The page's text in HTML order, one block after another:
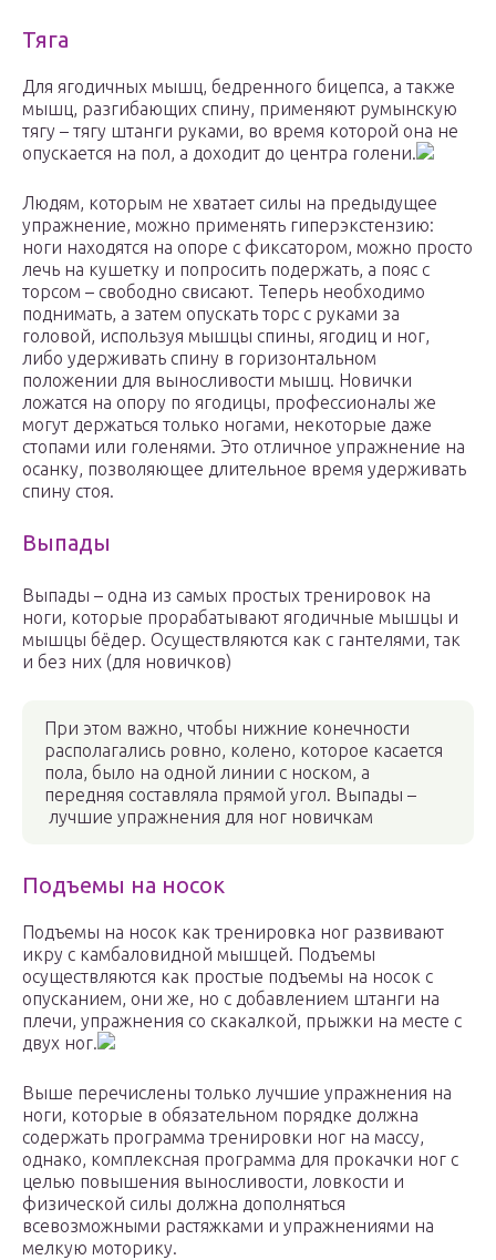
Тяга
Для ягодичных мышц, бедренного бицепса, а также
мышц, разгибающих спину, применяют румынскую
тягу – тягу штанги руками, во время которой она не
опускается на пол, а доходит до центра голени.
Людям, которым не хватает силы на предыдущее
упражнение, можно применять гиперэкстензию:
ноги находятся на опоре с фиксатором, можно просто
лечь на кушетку и попросить подержать, а пояс с
торсом – свободно свисают. Теперь необходимо
поднимать, а затем опускать торс с руками за
головой, используя мышцы спины, ягодиц и ног,
либо удерживать спину в горизонтальном
положении для выносливости мышц. Новички
ложатся на опору по ягодицы, профессионалы же
могут держаться только ногами, некоторые даже
стопами или голенями. Это отличное упражнение на
осанку, позволяющее длительное время удерживать
спину стоя.
Выпады
Выпады – одна из самых простых тренировок на
ноги, которые прорабатывают ягодичные мышцы и
мышцы бёдер. Осуществляются как с гантелями, так
и без них (для новичков)
При этом важно, чтобы нижние конечности
располагались ровно, колено, которое касается
пола, было на одной линии с носком, а
передняя составляла прямой угол. Выпады –
лучшие упражнения для ног новичкам
Подъемы на носок
Подъемы на носок как тренировка ног развивают
икру с камбаловидной мышцей. Подъемы
осуществляются как простые подъемы на носок с
опусканием, они же, но с добавлением штанги на
плечи, упражнения со скакалкой, прыжки на месте с
двух ног.
Выше перечислены только лучшие упражнения на
ноги, которые в обязательном порядке должна
содержать программа тренировки ног на массу,
однако, комплексная программа для прокачки ног с
целью повышения выносливости, ловкости и
физической силы должна дополняться
всевозможными растяжками и упражнениями на
мелкую моторику.